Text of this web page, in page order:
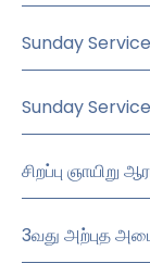
Sunday
Sunday
சிறப்பு ஞாயிறு
3வது அற்புத